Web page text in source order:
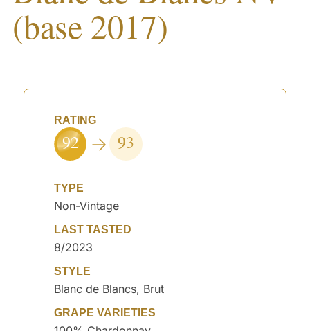
(base 2017)
RATING
92 93
TYPE
Non-Vintage
LAST TASTED
8/2023
STYLE
Blanc de Blancs, Brut
GRAPE VARIETIES